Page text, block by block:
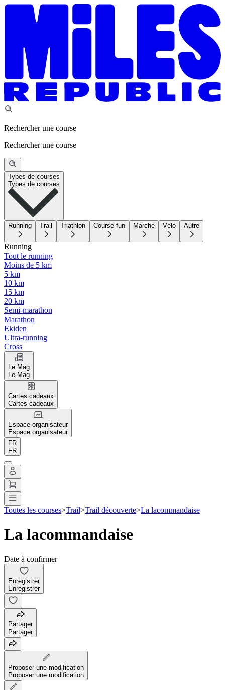
Rechercher une course
Rechercher une course
Types de courses
Types de courses
Running Trail Triathlon Course fun Marche Vélo Autre
Running
Tout le running
Moins de 5 km
5 km
10 km
15 km
20 km
Semi-marathon
Marathon
Ekiden
Ultra-running
Cross
Le Mag
Le Mag
Cartes cadeaux
Cartes cadeaux
Espace organisateur
Espace organisateur
FR
FR
Toutes les courses>Trail>Trail découverte>La lacommandaise
La lacommandaise
Date à confirmer
Enregistrer
Enregistrer
Partager
Partager
Proposer une modification
Proposer une modification